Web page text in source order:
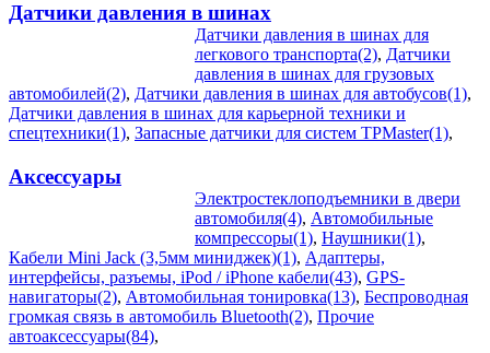
Датчики давления в шинах
Датчики давления в шинах для
легкового транспорта(2), Датчики
давления в шинах для грузовых
автомобилей(2), Датчики давления в шинах для автобусов(1),
Датчики давления в шинах для карьерной техники и
спецтехники(1), Запасные датчики для систем TPMaster(1),
Аксессуары
Электростеклоподъемники в двери
автомобиля(4), Автомобильные
компрессоры(1), Наушники(1),
Кабели Mini Jack (3,5мм миниджек)(1), Адаптеры,
интерфейсы, разъемы, iPod / iPhone кабели(43), GPS-
навигаторы(2), Автомобильная тонировка(13), Беспроводная
громкая связь в автомобиль Bluetooth(2), Прочие
автоаксессуары(84),